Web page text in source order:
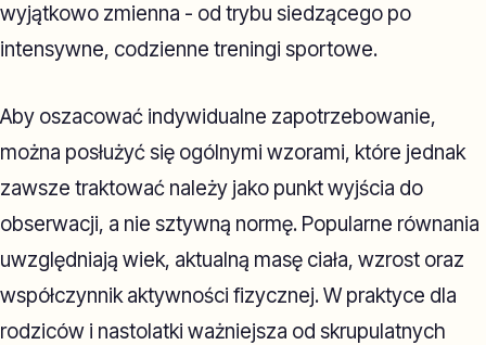
wyjątkowo zmienna - od trybu siedzącego po
intensywne, codzienne treningi sportowe.
Aby oszacować indywidualne zapotrzebowanie,
można posłużyć się ogólnymi wzorami, które jednak
zawsze traktować należy jako punkt wyjścia do
obserwacji, a nie sztywną normę. Popularne równania
uwzględniają wiek, aktualną masę ciała, wzrost oraz
współczynnik aktywności fizycznej. W praktyce dla
rodziców i nastolatki ważniejsza od skrupulatnych